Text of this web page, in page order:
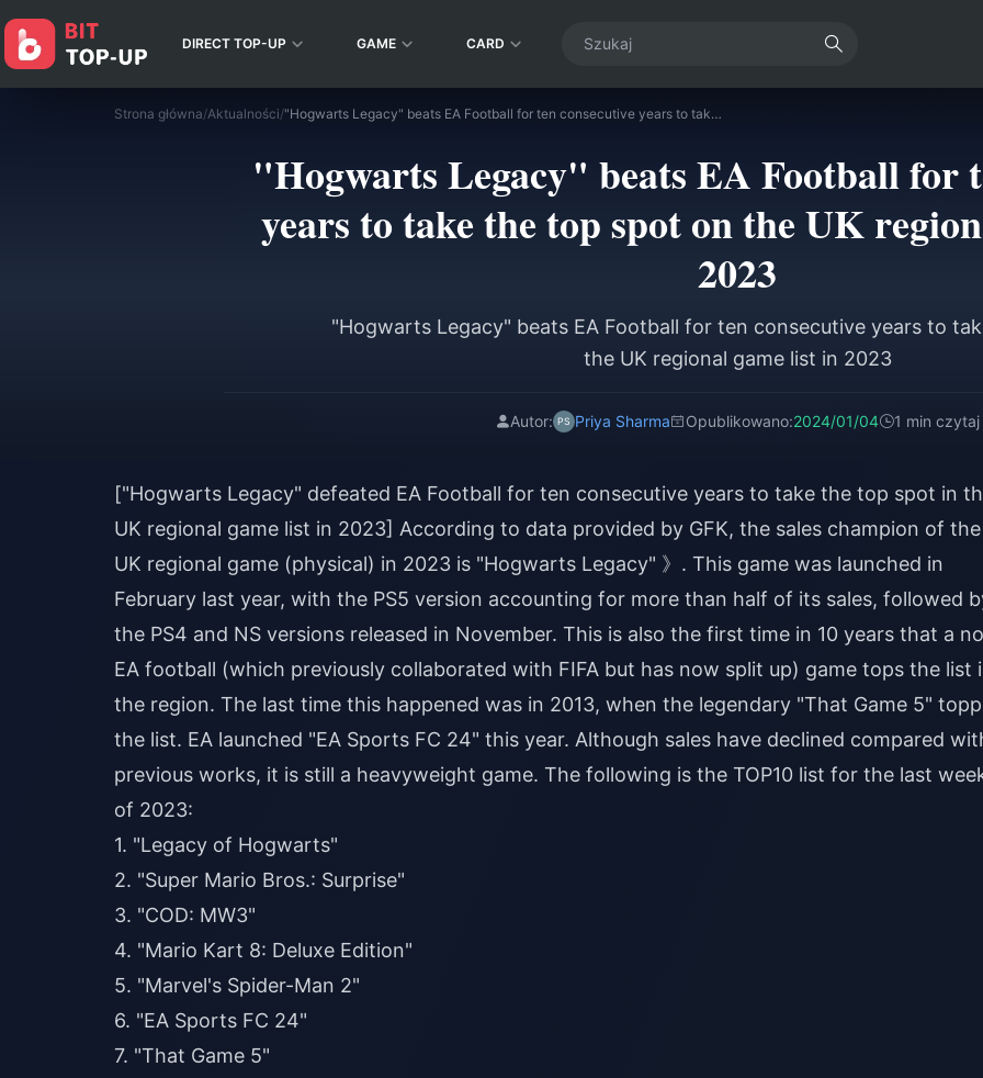
DIRECT TOP-UP GAME CARD
Strona główna/Aktualności/ "Hogwarts Legacy" beats EA Football for ten consecutive years to take the top spot on the UK regional game list in 2023
"Hogwarts Legacy" beats EA Football for
years to take the top spot on the UK
2023
"Hogwarts Legacy" beats EA Football for ten consecutive years to
the UK regional game list in 2023
Autor: Priya Sharma Opublikowano:2024/01/04 1 min czytaj
["Hogwarts Legacy" defeated EA Football for ten consecutive years to take the top spot in
UK regional game list in 2023] According to data provided by GFK, the sales champion of the
UK regional game (physical) in 2023 is "Hogwarts Legacy" 》. This game was launched in
February last year, with the PS5 version accounting for more than half of its sales, followed
the PS4 and NS versions released in November. This is also the first time in 10 years that a
EA football (which previously collaborated with FIFA but has now split up) game tops the list
the region. The last time this happened was in 2013, when the legendary "That Game 5"
the list. EA launched "EA Sports FC 24" this year. Although sales have declined compared
previous works, it is still a heavyweight game. The following is the TOP10 list for the last
of 2023:
1. "Legacy of Hogwarts"
2. "Super Mario Bros.: Surprise"
3. "COD: MW3"
4. "Mario Kart 8: Deluxe Edition"
5. "Marvel's Spider-Man 2"
6. "EA Sports FC 24"
7. "That Game 5"